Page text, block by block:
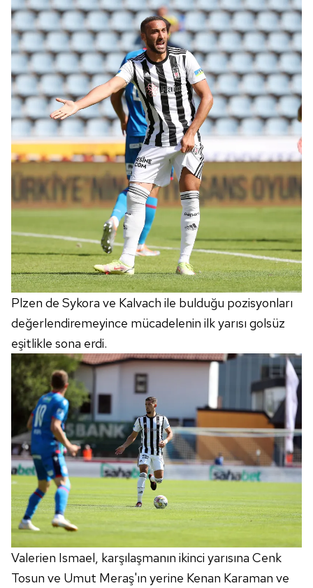
Plzen de Sykora ve Kalvach ile bulduğu pozisyonları
değerlendiremeyince mücadelenin ilk yarısı golsüz
eşitlikle sona erdi.
Valerien Ismael, karşılaşmanın ikinci yarısına Cenk
Tosun ve Umut Meraş'ın yerine Kenan Karaman ve